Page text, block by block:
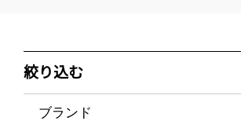
絞り込む
ブランド